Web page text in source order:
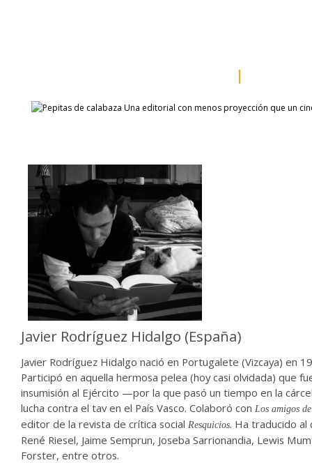
Javier Rodríguez Hidalgo (España)
Javier Rodríguez Hidalgo nació en Portugalete (Vizcaya) en
Participó en aquella hermosa pelea (hoy casi olvidada) que
insumisión al Ejército —por la que pasó un tiempo en la
lucha contra el tav en el País Vasco. Colaboró con Los amigos
editor de la revista de crítica social Resquicios. Ha traducido al
René Riesel, Jaime Semprun, Joseba Sarrionandia, Lewis
Forster, entre otros.